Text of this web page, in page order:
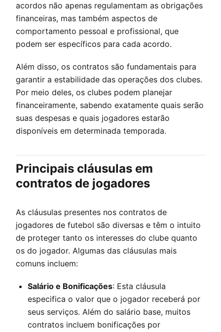
acordos não apenas regulamentam as obrigações
financeiras, mas também aspectos de
comportamento pessoal e profissional, que
podem ser específicos para cada acordo.
Além disso, os contratos são fundamentais para
garantir a estabilidade das operações dos clubes.
Por meio deles, os clubes podem planejar
financeiramente, sabendo exatamente quais serão
suas despesas e quais jogadores estarão
disponíveis em determinada temporada.
Principais cláusulas em
contratos de jogadores
As cláusulas presentes nos contratos de
jogadores de futebol são diversas e têm o intuito
de proteger tanto os interesses do clube quanto
os do jogador. Algumas das cláusulas mais
comuns incluem:
Salário e Bonificações: Esta cláusula
especifica o valor que o jogador receberá por
seus serviços. Além do salário base, muitos
contratos incluem bonificações por